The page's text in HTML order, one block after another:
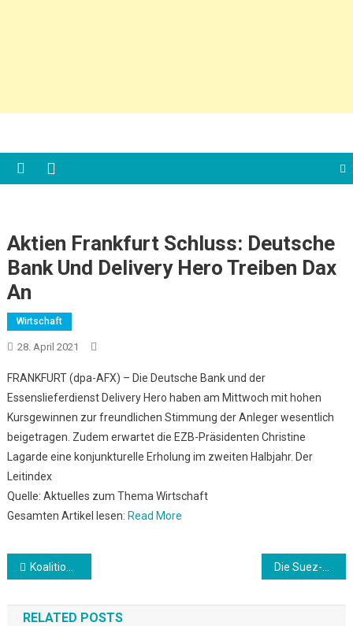
Aktien Frankfurt Schluss: Deutsche
Bank Und Delivery Hero Treiben Dax
An
Wirtschaft
28. April 2021
FRANKFURT (dpa-AFX) – Die Deutsche Bank und der
Essenslieferdienst Delivery Hero haben am Mittwoch mit hohen
Kursgewinnen zur freundlichen Stimmung der Anleger wesentlich
beigetragen. Zudem erwartet die EZB-Präsidenten Christine
Lagarde eine konjunkturelle Erholung im zweiten Halbjahr. Der
Leitindex
Quelle: Aktuelles zum Thema Wirtschaft
Gesamten Artikel lesen: Read More
Beitrags-
Navigation
Koalitionsgespräche geplatzt: Doch kein Schutz für Whistleblower
RELATED POSTS